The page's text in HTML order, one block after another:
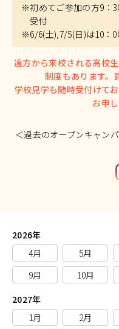
※初めてご参加の方9：
受付
※6/6(土),7/5(日)は10：
遠方から来校される高校
制度もあります。
学校見学も随時受付けてお
お申
＜過去のオープンキャン
2026年
4月
5月
9月
10月
2027年
1月
2月